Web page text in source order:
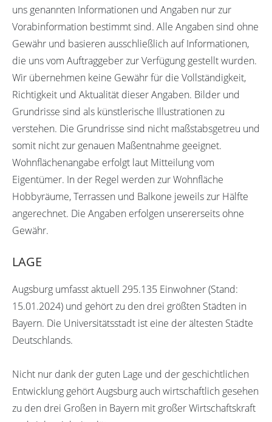
uns genannten Informationen und Angaben nur zur
Vorabinformation bestimmt sind. Alle Angaben sind ohne
Gewähr und basieren ausschließlich auf Informationen,
die uns vom Auftraggeber zur Verfügung gestellt wurden.
Wir übernehmen keine Gewähr für die Vollständigkeit,
Richtigkeit und Aktualität dieser Angaben. Bilder und
Grundrisse sind als künstlerische Illustrationen zu
verstehen. Die Grundrisse sind nicht maßstabsgetreu und
somit nicht zur genauen Maßentnahme geeignet.
Wohnflächenangabe erfolgt laut Mitteilung vom
Eigentümer. In der Regel werden zur Wohnfläche
Hobbyräume, Terrassen und Balkone jeweils zur Hälfte
angerechnet. Die Angaben erfolgen unsererseits ohne
Gewähr.
LAGE
Augsburg umfasst aktuell 295.135 Einwohner (Stand:
15.01.2024) und gehört zu den drei größten Städten in
Bayern. Die Universitätsstadt ist eine der ältesten Städte
Deutschlands.
Nicht nur dank der guten Lage und der geschichtlichen
Entwicklung gehört Augsburg auch wirtschaftlich gesehen
zu den drei Großen in Bayern mit großer Wirtschaftskraft